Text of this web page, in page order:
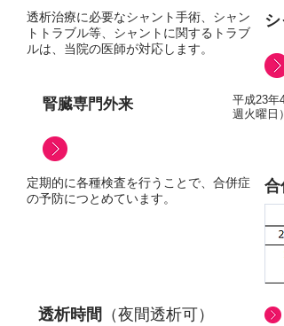
透析治療に必要なシャント手術、シャン
トトラブル等、シャントに関するトラブ
ルは、当院の医師が対応します。
シ
平成23年
週火曜日
腎臓専門外来
定期的に各種検査を行うことで、合併症
の予防につとめています。
合
透析時間 （夜間透析可）